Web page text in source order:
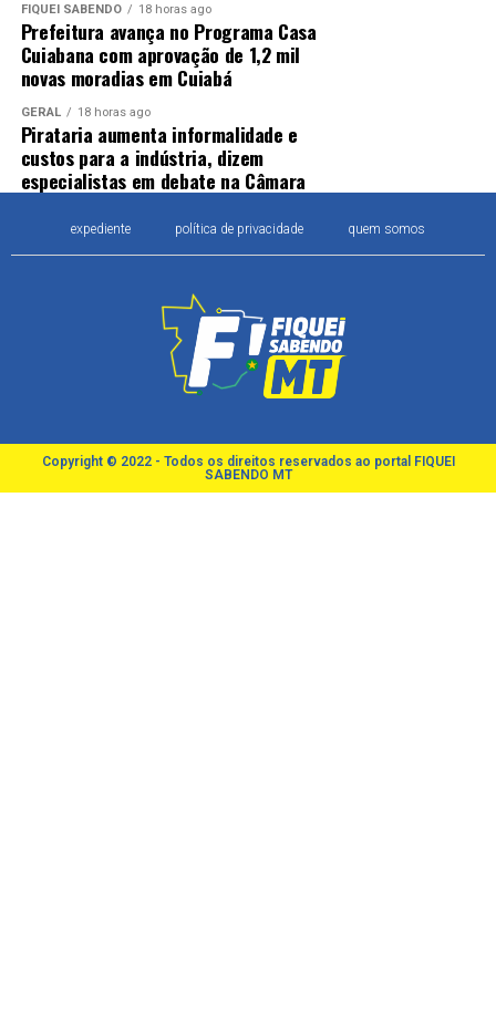
FIQUEI SABENDO 18 horas ago
Prefeitura avança no Programa Casa
Cuiabana com aprovação de 1,2 mil
novas moradias em Cuiabá
GERAL 18 horas ago
Pirataria aumenta informalidade e
custos para a indústria, dizem
especialistas em debate na Câmara
expediente política de privacidade quem somos
Copyright © 2022 - Todos os direitos reservados ao portal FIQUEI
SABENDO MT